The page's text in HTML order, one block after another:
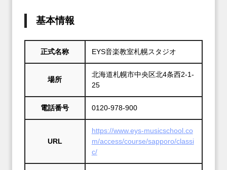
基本情報
正式名称 EYS音楽教室札幌スタジオ
場所
北海道札幌市中央区北4条西2-1-
25
電話番号 0120-978-900
URL
https://www.eys-musicschool.co
m/access/course/sapporo/classi
c/